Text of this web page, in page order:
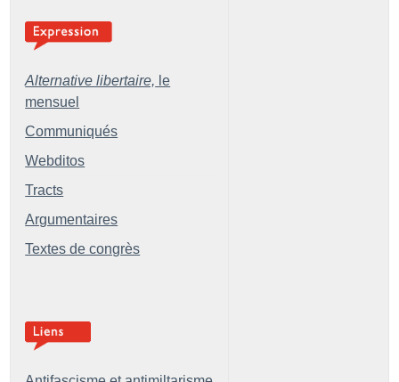
Alternative libertaire, le
mensuel
Communiqués
Webditos
Tracts
Argumentaires
Textes de congrès